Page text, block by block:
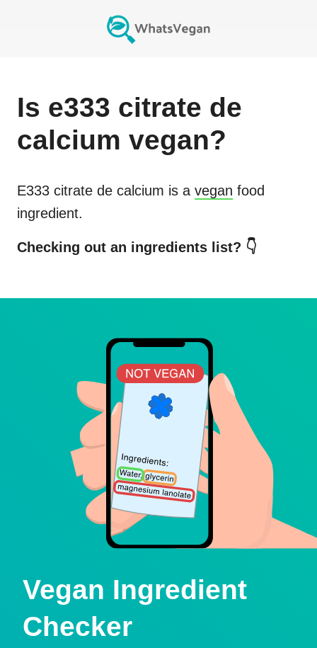
Is e333 citrate de
calcium vegan?
E333 citrate de calcium is a vegan food
ingredient.
Checking out an ingredients list? 👇
Vegan Ingredient
Checker